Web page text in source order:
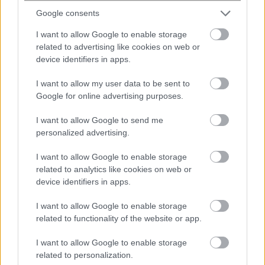
Google consents
I want to allow Google to enable storage
related to advertising like cookies on web or
device identifiers in apps.
I want to allow my user data to be sent to
Google for online advertising purposes.
I want to allow Google to send me
personalized advertising.
I want to allow Google to enable storage
related to analytics like cookies on web or
device identifiers in apps.
I want to allow Google to enable storage
related to functionality of the website or app.
I want to allow Google to enable storage
related to personalization.
νοτιοανατολικοί 8 με 9 και τοπικά στην περιοχή
των Δωδεκανήσων 10 μποφόρ.
Η θερμοκρασία θα σημειώσει μικρή πτώση ως
προς τις μέγιστες τιμές της και θα φτάσει στις
περισσότερες περιοχές τους 14 με 17 βαθμούς
Κελσίου.
ΠΡΟΓΝΩΣΗ ΓΙΑ ΤΗΝ ΠΕΜΠΤΗ 02-04-2026
Άστατος καιρός με νεφώσεις παροδικά
αυξημένες, τοπικές βροχές και σποραδικές
καταιγίδες στις περισσότερες περιοχές της
χώρας. Τα φαινόμενα προβλέπεται να είναι
ισχυρά από τις πρώτες πρωινές ώρες μέχρι το
(περιφερειακές ενότητες Λάρισας, Μαγνησίας
συμπεριλαμβανομένων και των Σποράδων), από